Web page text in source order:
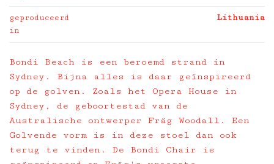
geproduceerd
in
Lithuania
Bondi Beach is een beroemd strand in
Sydney. Bijna alles is daar geïnspireerd
op de golven. Zoals het Opera House in
Sydney, de geboortestad van de
Australische ontwerper Fräg Woodall. Een
Golvende vorm is in deze stoel dan ook
terug te vinden. De Bondi Chair is